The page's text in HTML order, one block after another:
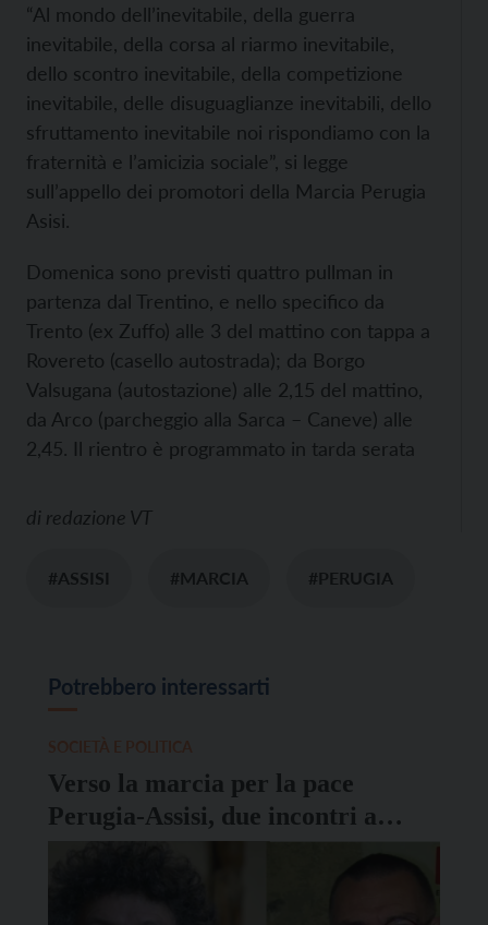
“Al mondo dell’inevitabile, della guerra
inevitabile, della corsa al riarmo inevitabile,
dello scontro inevitabile, della competizione
inevitabile, delle disuguaglianze inevitabili, dello
sfruttamento inevitabile noi rispondiamo con la
fraternità e l’amicizia sociale”, si legge
sull’appello dei promotori della Marcia Perugia
Asisi.
Domenica sono previsti quattro pullman in
partenza dal Trentino, e nello specifico da
Trento (ex Zuffo) alle 3 del mattino con tappa a
Rovereto (casello autostrada); da Borgo
Valsugana (autostazione) alle 2,15 del mattino,
da Arco (parcheggio alla Sarca – Caneve) alle
2,45. Il rientro è programmato in tarda serata
di redazione VT
#ASSISI #MARCIA #PERUGIA
Potrebbero interessarti
Verso la marcia per la pace
Perugia-Assisi, due incontri a
Trento e Rovereto